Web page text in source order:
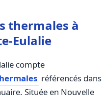
thermales à
Eulalie
compte
référencés dans
Située en Nouvelle